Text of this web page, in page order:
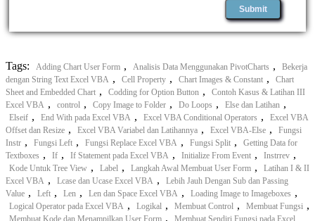
Tags: Adding Chart User Form , Analisis Data Menggunakan PivotCharts ,
Bekerja
dengan String Text Excel VBA , Cell Property , Chart Images & Constant ,
Chart
Sheet and Embedded Chart , Codding for Option Button ,
Contoh Kasus & Latihan III
Excel VBA , control , Copy Image to Folder , Do Loops , Else dan Latihan ,
Elseif , End With pada Excel VBA , Excel VBA Conditional Operators ,
Excel VBA
Offset dan Resize , Excel VBA Variabel dan Latihannya , Excel VBA-Else ,
Fungsi
Instr , Fungsi Left , Fungsi Replace Excel VBA , Fungsi Split ,
Getting Data for
Textboxes , If , If Statement pada Excel VBA , Initialize From Event , Instrrev ,
Kode Untuk Tree View , Label , Langkah Awal Membuat User Form ,
Latihan I & II
Excel VBA , Lcase dan Ucase Excel VBA ,
Lebih Jauh Dengan Sub dan Passing
Value , Left , Len , Len dan Space Excel VBA , Loading Image to Imageboxes ,
Logical Operator pada Excel VBA , Logikal , Membuat Control , Membuat Fungsi ,
Membuat Kode dan Menampilkan User Form ,
Membuat Sendiri Fungsi pada Excel